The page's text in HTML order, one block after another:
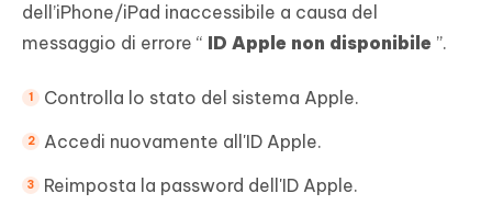
dell’iPhone/iPad inaccessibile a causa del
messaggio di errore “ ID Apple non disponibile ”.
Controlla lo stato del sistema Apple.
Accedi nuovamente all'ID Apple.
Reimposta la password dell'ID Apple.